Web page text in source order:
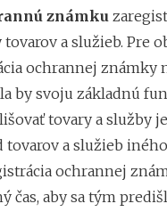
známku
a služieb. Pre
ochrannej známky
by svoju základnú
tovary a služby
tovarov a služieb
ochrannej
čas, aby sa tým